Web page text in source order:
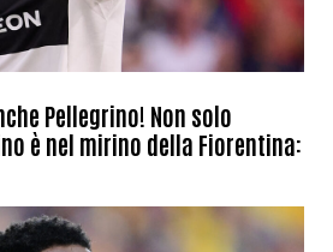
Pellegrino! Non solo
è nel mirino della Fiorentina: